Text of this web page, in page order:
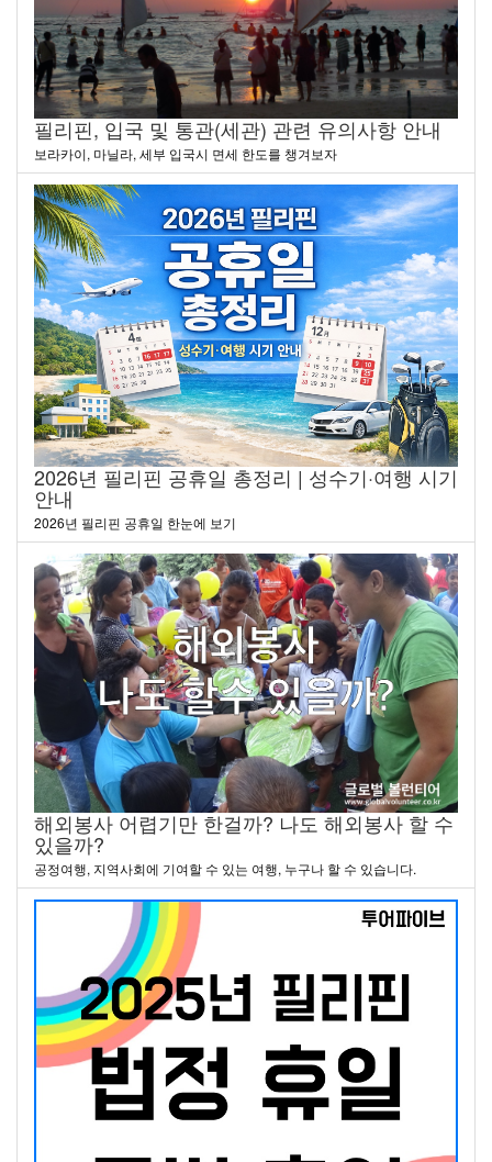
필리핀, 입국 및 통관(세관) 관련 유의사항 안내
보라카이, 마닐라, 세부 입국시 면세 한도를 챙겨보자
2026년 필리핀 공휴일 총정리 | 성수기·여행 시기
안내
2026년 필리핀 공휴일 한눈에 보기
해외봉사 어렵기만 한걸까? 나도 해외봉사 할 수
있을까?
공정여행, 지역사회에 기여할 수 있는 여행, 누구나 할 수 있습니다.